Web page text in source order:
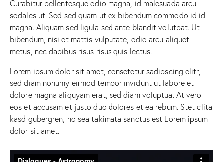
Curabitur pellentesque odio magna, id malesuada arcu
sodales ut. Sed sed quam ut ex bibendum commodo id id
magna. Aliquam sed ligula sed ante blandit volutpat. Ut
bibendum, nisi et mattis vulputate, odio arcu aliquet
metus, nec dapibus risus risus quis lectus.
Lorem ipsum dolor sit amet, consetetur sadipscing elitr,
sed diam nonumy eirmod tempor invidunt ut labore et
dolore magna aliquyam erat, sed diam voluptua. At vero
eos et accusam et justo duo dolores et ea rebum. Stet clita
kasd gubergren, no sea takimata sanctus est Lorem ipsum
dolor sit amet.